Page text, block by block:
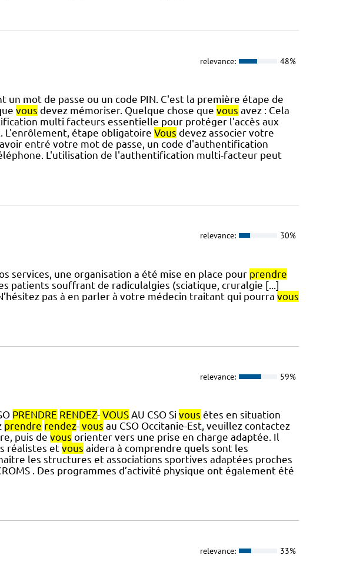
relevance: 48%
un mot de passe ou un code PIN. C'est la première étape de
vous devez mémoriser. Quelque chose que vous avez : Cela
multi facteurs essentielle pour protéger l'accès aux
L'enrôlement, étape obligatoire Vous devez associer votre
entré votre mot de passe, un code d'authentification
L'utilisation de l'authentification multi-facteur peut
relevance: 30%
services, une organisation a été mise en place pour prendre
patients souffrant de radiculalgies (sciatique, cruralgie [...]
pas à en parler à votre médecin traitant qui pourra vous
relevance: 59%
PRENDRE RENDEZ- VOUSAU CSO Si vous êtes en situation
prendre rendez- vous au CSO Occitanie-Est, veuillez contactez
puis de vous orienter vers une prise en charge adaptée. Il
réalistes et vous aidera à comprendre quels sont les
les structures et associations sportives adaptées proches
. Des programmes d’activité physique ont également été
relevance: 33%